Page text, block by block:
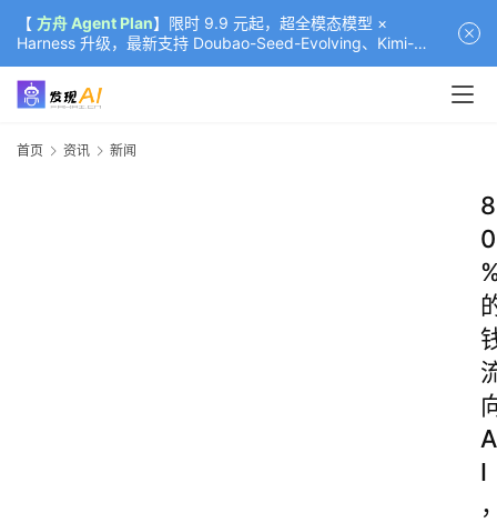
【 方舟 Agent Plan】限时 9.9 元起，超全模态模型 ×
Harness 升级，最新支持 Doubao-Seed-Evolving、Kimi-
K3（部分）、GLM-5.2
首页 资讯 新闻
8
0
A
I